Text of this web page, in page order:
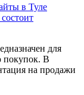
для
покупок. В
на продажи